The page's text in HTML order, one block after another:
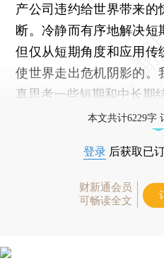
产公司违约给世界带来的
断。冷静而有序地解决短
但仅从短期角度和应用
使世界走出危机阴影的。
真思考一些短期和中长期
本文共计6229字
登录 后获取已
财新通会员
可畅读全文